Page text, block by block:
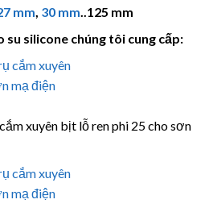
mm 30 mm ..125 mm
su silicone chúng tôi cung cấp:
xuyên bịt lỗ ren phi 25 cho sơn